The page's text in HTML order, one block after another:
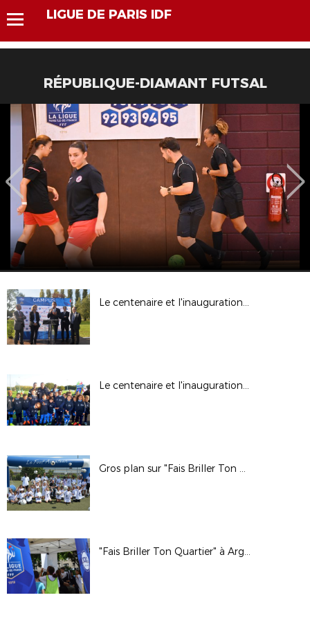
LIGUE DE PARIS IDF
RÉPUBLIQUE-DIAMANT FUTSAL
Le centenaire et l'inauguration à Campus Paris 2/2
Le centenaire et l'inauguration à Campus Paris 1/2
Gros plan sur "Fais Briller Ton Quartier" à Gennevilliers.
"Fais Briller Ton Quartier" à Argenteuil.